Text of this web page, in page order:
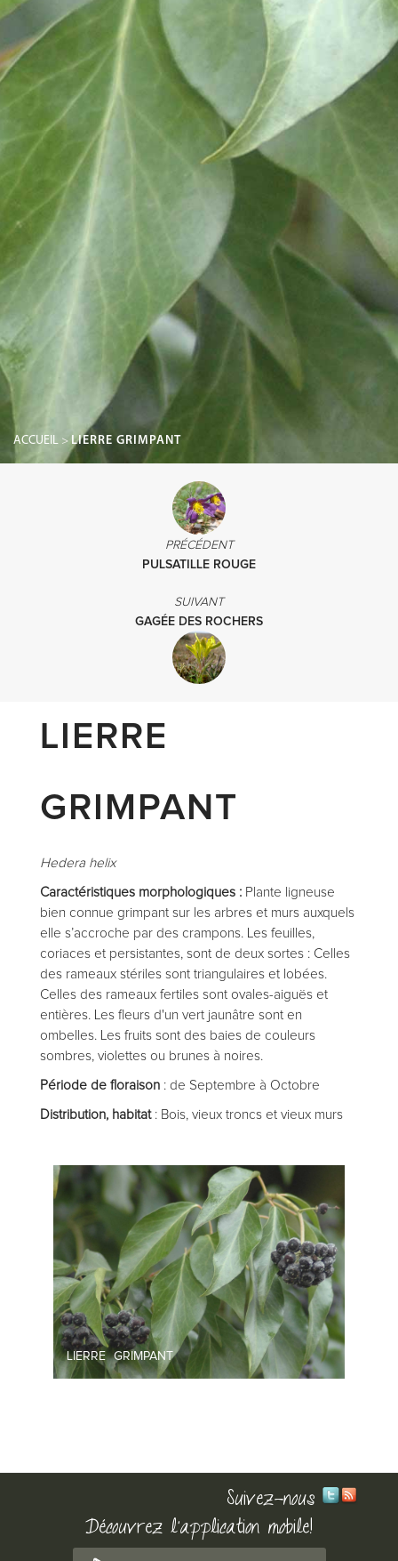
ACCUEIL >LIERRE GRIMPANT
PRÉCÉDENT
PULSATILLE ROUGE
SUIVANT
GAGÉE DES ROCHERS
LIERRE
GRIMPANT
Hedera helix
Caractéristiques morphologiques : Plante ligneuse
bien connue grimpant sur les arbres et murs auxquels
elle s’accroche par des crampons. Les feuilles,
coriaces et persistantes, sont de deux sortes : Celles
des rameaux stériles sont triangulaires et lobées.
Celles des rameaux fertiles sont ovales-aiguës et
entières. Les fleurs d'un vert jaunâtre sont en
ombelles. Les fruits sont des baies de couleurs
sombres, violettes ou brunes à noires.
Période de floraison: de Septembre à Octobre
Distribution, habitat : Bois, vieux troncs et vieux murs
LIERRE GRIMPANT
Suivez-nous
Découvrez l'application mobile!